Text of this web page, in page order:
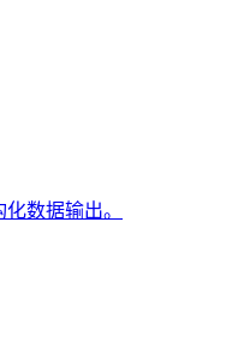
数据输出。